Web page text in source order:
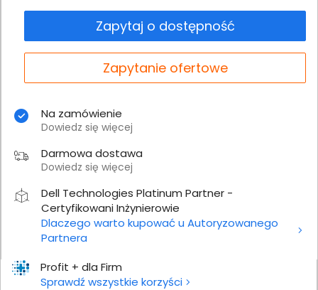
Profit + dla Firm
Sprawdź wszystkie korzyści
Zapytaj o dostępność
Zapytanie ofertowe
Na zamówienie
Dowiedz się więcej
Darmowa dostawa
Dowiedz się więcej
Dell Technologies Platinum Partner -
Certyfikowani Inżynierowie
Dlaczego warto kupować u Autoryzowanego
Partnera